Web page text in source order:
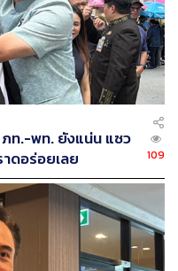
ท.-พท. ยังแน่น แซว
าดอร่อยเลย
109